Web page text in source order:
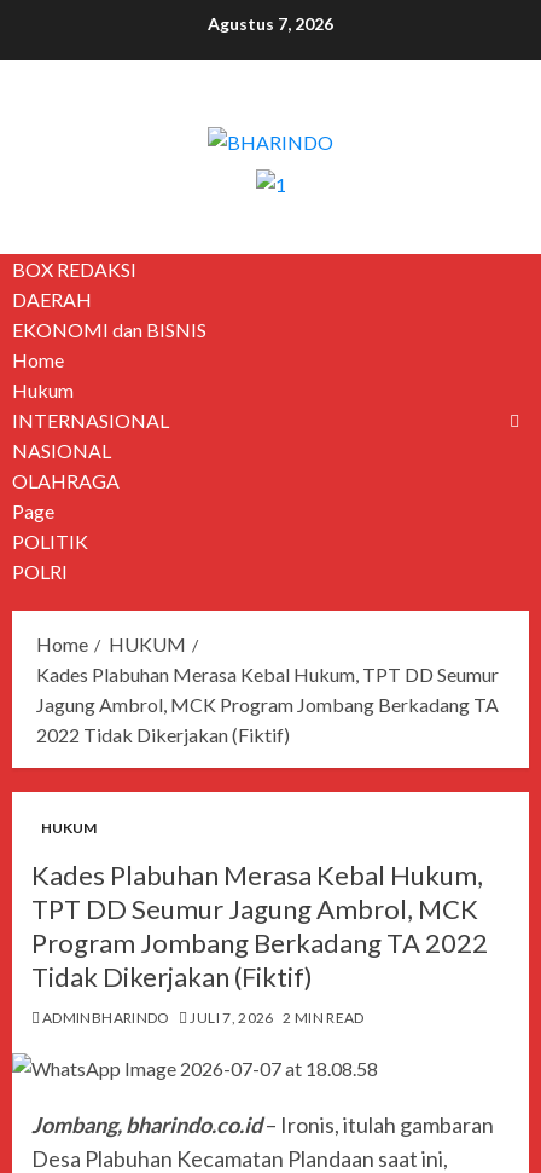
Agustus 7, 2026
BOX REDAKSI
DAERAH
EKONOMI dan BISNIS
Home
Hukum
INTERNASIONAL
NASIONAL
OLAHRAGA
Page
POLITIK
POLRI
Home
HUKUM
Kades Plabuhan Merasa Kebal Hukum, TPT DD Seumur
Jagung Ambrol, MCK Program Jombang Berkadang TA
2022 Tidak Dikerjakan (Fiktif)
HUKUM
Kades Plabuhan Merasa Kebal Hukum,
TPT DD Seumur Jagung Ambrol, MCK
Program Jombang Berkadang TA 2022
Tidak Dikerjakan (Fiktif)
ADMINBHARINDO JULI 7, 2026 2 MIN READ
Jombang, bharindo.co.id– Ironis, itulah gambaran
Desa Plabuhan Kecamatan Plandaan saat ini,